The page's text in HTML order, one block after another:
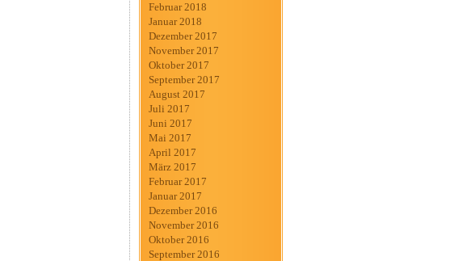
Februar 2018
Januar 2018
Dezember 2017
November 2017
Oktober 2017
September 2017
August 2017
Juli 2017
Juni 2017
Mai 2017
April 2017
März 2017
Februar 2017
Januar 2017
Dezember 2016
November 2016
Oktober 2016
September 2016